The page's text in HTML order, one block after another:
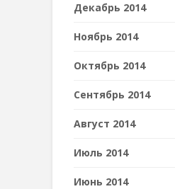
Декабрь 2014
Ноябрь 2014
Октябрь 2014
Сентябрь 2014
Август 2014
Июль 2014
Июнь 2014